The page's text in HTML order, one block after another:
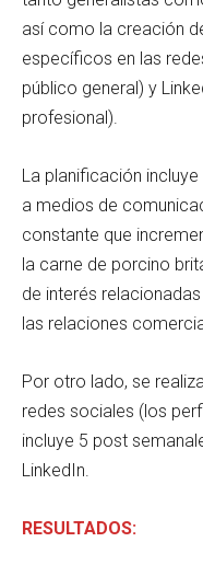
así como la creación
específicos en las
público general) y
profesional).
La planificación
a medios de
constante que
la carne de porcino
de interés
las relaciones
Por otro lado, se
redes sociales (los
incluye 5 post
LinkedIn.
RESULTADOS: